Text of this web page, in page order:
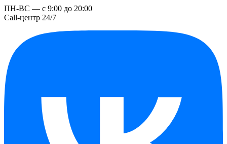
ПН-ВС — с 9:00 до 20:00
Call-центр 24/7